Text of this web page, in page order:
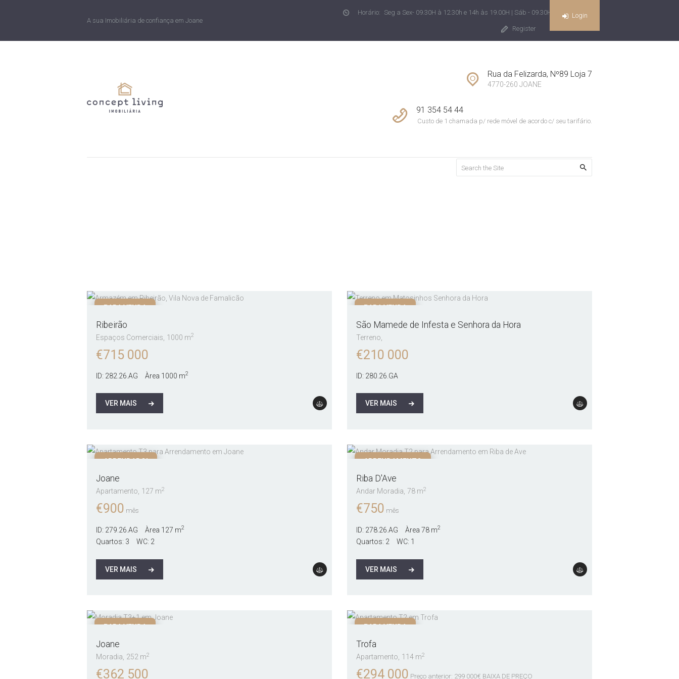
A sua Imobiliária de confiança em Joane
Horário: Seg a Sex- 09.30H à 12.30h e 14h às 19.00H | Sáb - 09.30H às 13H
Register
Login
Rua da Felizarda, Nº89 Loja 7
4770-260 JOANE
91 354 54 44
Custo de 1 chamada p/ rede móvel de acordo c/ seu tarifário.
PARA VENDA
Ribeirão
Espaços Comerciais 1000 m2
€715 000
ID: 282.26.AG Àrea 1000 m2
VER MAIS
PARA VENDA
São Mamede de Infesta e Senhora da Hora
Terreno
€210 000
ID: 280.26.GA
VER MAIS
ARRENDADO!
Joane
Apartamento 127 m2
€900 mês
ID: 279.26.AG Àrea 127 m2
Quartos: 3 WC: 2
VER MAIS
ARRENDAMENTO
Riba D'Ave
Andar Moradia 78 m2
€750 mês
ID: 278.26.AG Àrea 78 m2
Quartos: 2 WC: 1
VER MAIS
PARA VENDA
Joane
Moradia 252 m2
€362 500
PARA VENDA
Trofa
Apartamento 114 m2
€294 000 Preço anterior: 299 000€ BAIXA DE PREÇO